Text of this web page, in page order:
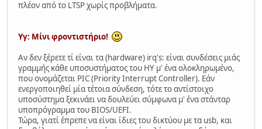
πλέον από το LTSP χωρίς προβλήματα.
Υγ: Μίνι φροντιστήριο!
Αν δεν ξέρετε τί είναι τα (hardware) irq's: είναι συνδέσεις μιάς
γραμμής κάθε υποσυστήματος του ΗΥ μ' ένα ολοκληρωμένο,
που ονομάζεται PIC (Priority Interrupt Controller). Εάν
ενεργοποιηθεί μία τέτοια σύνδεση, τότε το αντίστοιχο
υποσύστημα ξεκινάει να δουλεύει σύμφωνα μ' ένα στάνταρ
υποπρόγραμμα του BIOS/UEFI.
Τώρα, γιατί έπρεπε να είναι ίδιες του δικτύου με τα usb, και